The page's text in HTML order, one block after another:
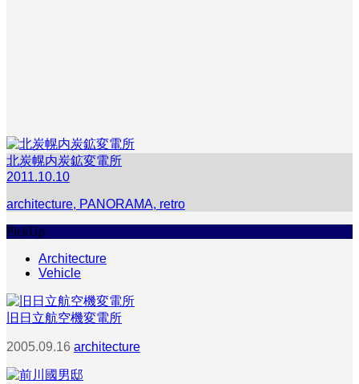
北炭幌内炭鉱変電所
2011.10.10
architecture, PANORAMA, retro
PickUp
Architecture
Vehicle
旧日立航空機変電所
2005.09.16 architecture